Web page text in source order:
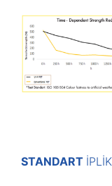
STANDART